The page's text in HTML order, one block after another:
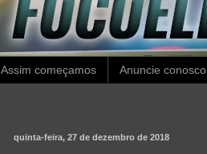
Assim começamos Anuncie conosco
quinta-feira, 27 de dezembro de 2018